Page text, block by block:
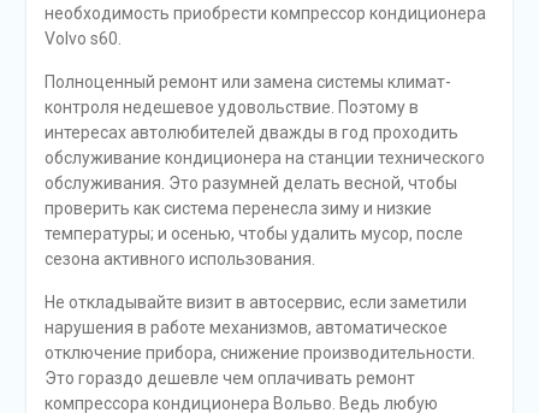
необходимость приобрести компрессор кондиционера
Volvo s60.
Полноценный ремонт или замена системы климат-
контроля недешевое удовольствие. Поэтому в
интересах автолюбителей дважды в год проходить
обслуживание кондиционера на станции технического
обслуживания. Это разумней делать весной, чтобы
проверить как система перенесла зиму и низкие
температуры; и осенью, чтобы удалить мусор, после
сезона активного использования.
Не откладывайте визит в автосервис, если заметили
нарушения в работе механизмов, автоматическое
отключение прибора, снижение производительности.
Это гораздо дешевле чем оплачивать ремонт
компрессора кондиционера Вольво. Ведь любую